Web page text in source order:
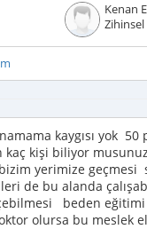
Kenan
Zihinsel
kaygısı yok
kişi biliyor
yerimize
de bu alanda
beden eğitimi
olursa bu meslek